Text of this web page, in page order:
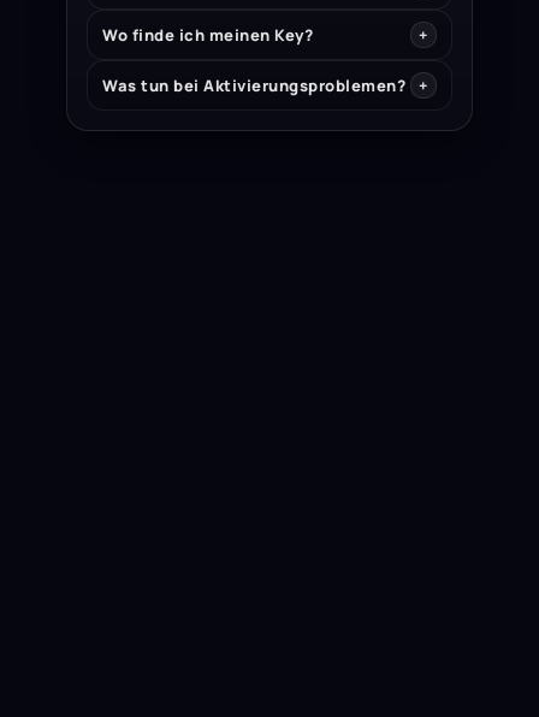
Wo finde ich meinen Key?
Was tun bei Aktivierungsproblemen?